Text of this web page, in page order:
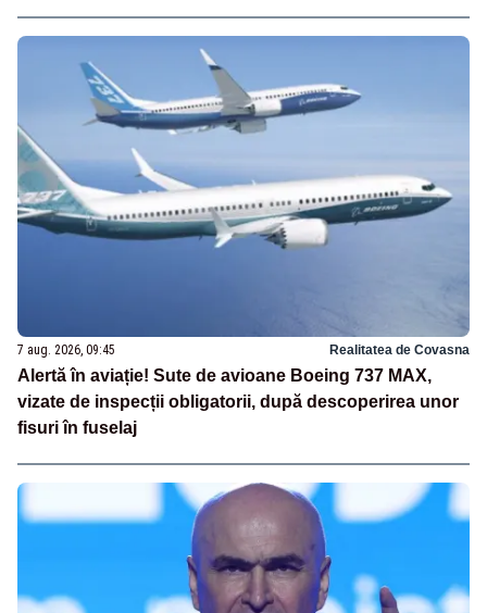
7 aug. 2026, 09:45 Realitatea de Covasna
Alertă în aviație! Sute de avioane Boeing 737 MAX,
vizate de inspecții obligatorii, după descoperirea unor
fisuri în fuselaj